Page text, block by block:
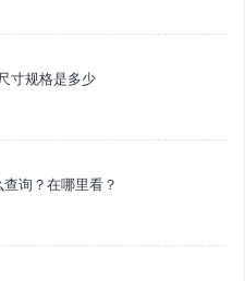
寸规格是多少
询？在哪里看？